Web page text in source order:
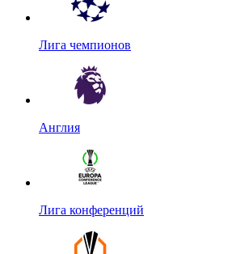
Лига чемпионов
Англия
Лига конференций